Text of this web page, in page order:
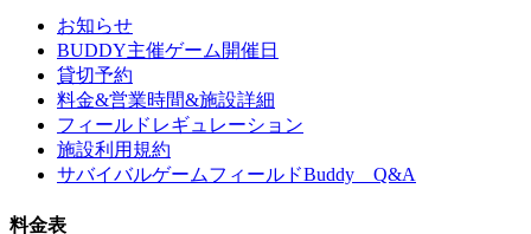
お知らせ
BUDDY主催ゲーム開催日
貸切予約
料金&営業時間&施設詳細
フィールドレギュレーション
施設利用規約
サバイバルゲームフィールドBuddy Q&A
料金表